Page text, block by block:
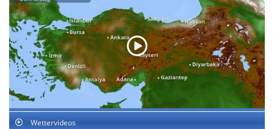
Wettervideos